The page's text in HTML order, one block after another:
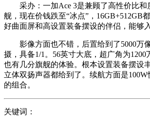
采办：一加Ace 3是兼顾了高性价比和
舰，现在价钱跌至“冰点”，16GB+512GB
好曲面屏和高设置装备摆设的伴侣，能够
影像方面也不错，后置给到了5000万
摄，具备1/1。56英寸大底，超广角为1200
也有几分旗舰的体验。根本设置装备摆设
立体双扬声器都给到了。续航方面是100W
的组合。
关键词：